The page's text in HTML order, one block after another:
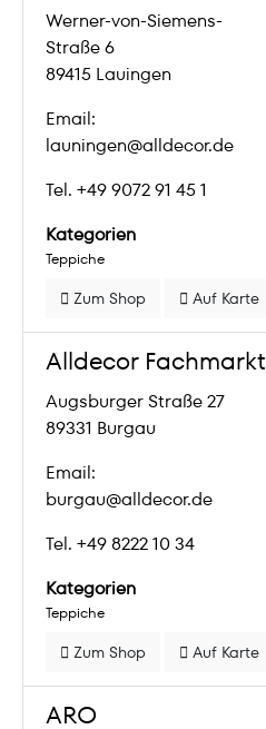
Werner-von-Siemens-
Straße 6
89415 Lauingen
Email:
launingen@alldecor.de
Tel. +49 9072 91 45 1
Kategorien
Teppiche
Zum Shop Auf Karte
Alldecor Fachmarkt
Augsburger Straße 27
89331 Burgau
Email:
burgau@alldecor.de
Tel. +49 8222 10 34
Kategorien
Teppiche
Zum Shop Auf Karte
ARO